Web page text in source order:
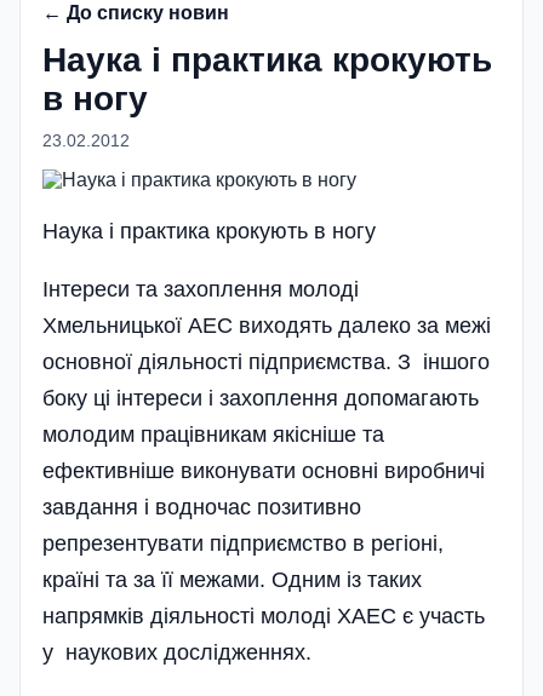
← До списку новин
Наука і практика крокують
в ногу
23.02.2012
Наука і практика крокують в ногу
Інтереси та захоплення молоді
Хмельницької АЕС виходять далеко за межі
основної діяльності підприємства. З іншого
боку ці інтереси і захоплення допомагають
молодим працівникам якісніше та
ефективніше виконувати основні виробничі
завдання і водночас позитивно
репрезентувати підприємство в регіоні,
країні та за її межами. Одним із таких
напрямків діяльності молоді ХАЕС є участь
у наукових дослідженнях.